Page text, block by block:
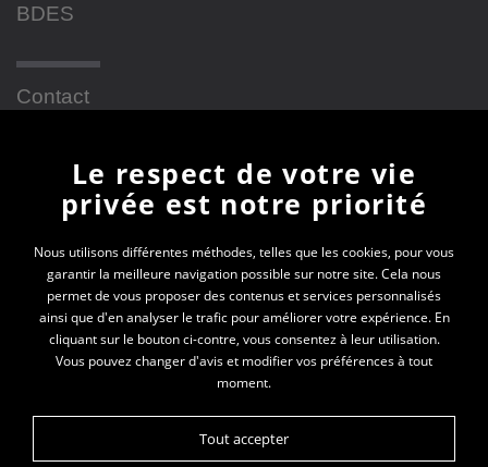
BDES
Contact
Newsletter
En vous inscrivant à la newsletter, vous recevrez
toutes les actualités des PEP 69
Votre e-mail*
Le respect de votre vie
privée est notre priorité
Nous utilisons différentes méthodes, telles que les cookies, pour vous
garantir la meilleure navigation possible sur notre site. Cela nous
permet de vous proposer des contenus et services personnalisés
ainsi que d'en analyser le trafic pour améliorer votre expérience. En
cliquant sur le bouton ci-contre, vous consentez à leur utilisation.
Vous pouvez changer d'avis et modifier vos préférences à tout
moment.
Tout accepter